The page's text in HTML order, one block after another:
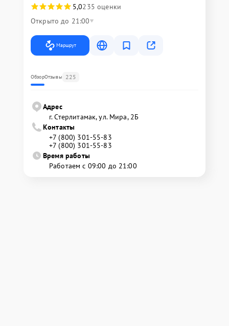
5,0235 оценки
Открыто до 21:00
Маршрут
ОбзорОтзывы 225
Адрес
г. Стерлитамак, ул. Мира, 2Б
Контакты
+7 (800) 301-55-83
+7 (800) 301-55-83
Время работы
Работаем с 09:00 до 21:00